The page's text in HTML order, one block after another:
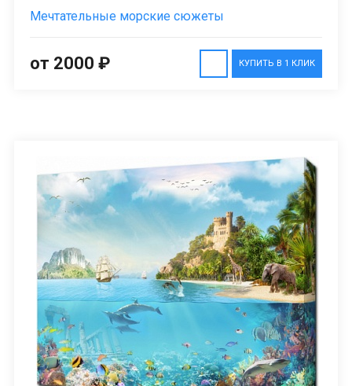
Мечтательные морские сюжеты
КУПИТЬ В 1 КЛИК
от 2000 ₽